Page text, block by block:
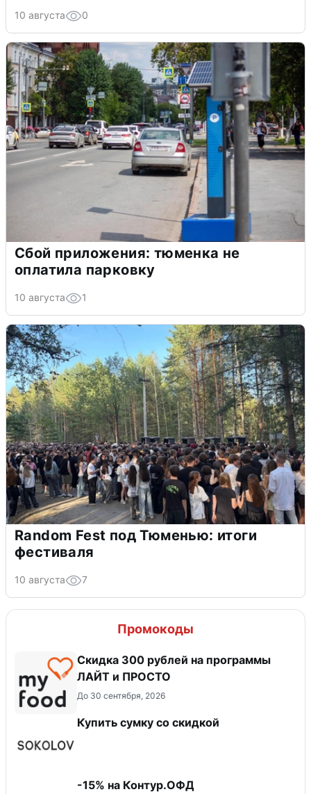
10 августа 0
Сбой приложения: тюменка не
оплатила парковку
10 августа 1
Random Fest под Тюменью: итоги
фестиваля
10 августа 7
Промокоды
​Скидка 300 рублей на программы
ЛАЙТ и ПРОСТО
До 30 сентября, 2026
Купить сумку со скидкой
-15% на Контур.ОФД